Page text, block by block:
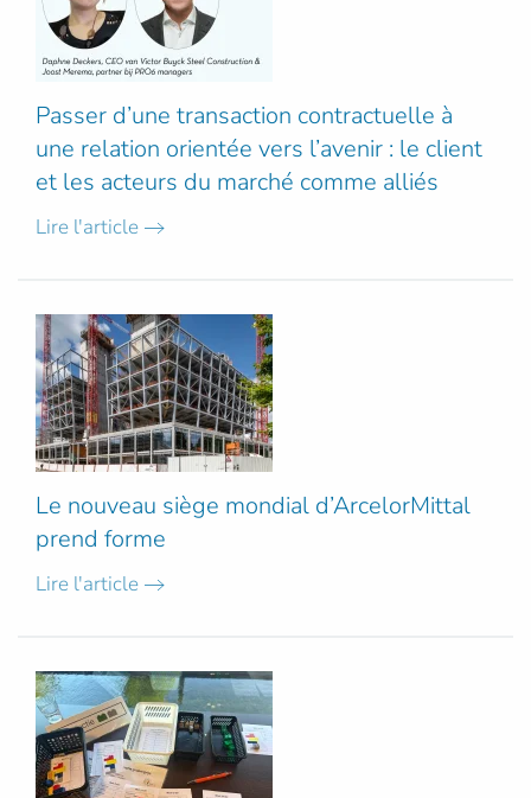
Passer d’une transaction contractuelle à
une relation orientée vers l’avenir : le client
et les acteurs du marché comme alliés
Lire l'article
Le nouveau siège mondial d’ArcelorMittal
prend forme
Lire l'article